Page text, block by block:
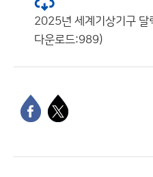
2025년 세계기상기구
다운로드:989)